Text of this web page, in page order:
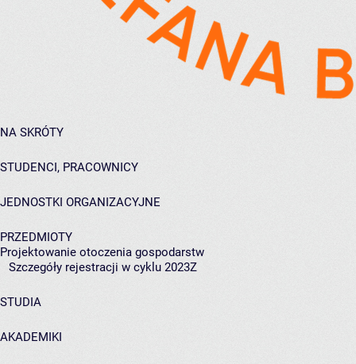
NA SKRÓTY
STUDENCI, PRACOWNICY
JEDNOSTKI ORGANIZACYJNE
PRZEDMIOTY
Projektowanie otoczenia gospodarstw
Szczegóły rejestracji w cyklu 2023Z
STUDIA
AKADEMIKI